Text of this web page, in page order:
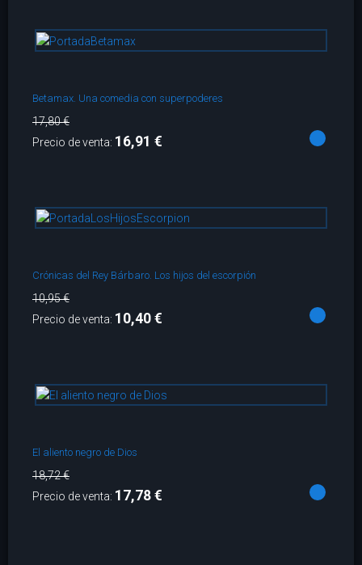
Betamax. Una comedia con superpoderes
17,80 €
Precio de venta: 16,91 €
Crónicas del Rey Bárbaro. Los hijos del escorpión
10,95 €
Precio de venta: 10,40 €
El aliento negro de Dios
18,72 €
Precio de venta: 17,78 €